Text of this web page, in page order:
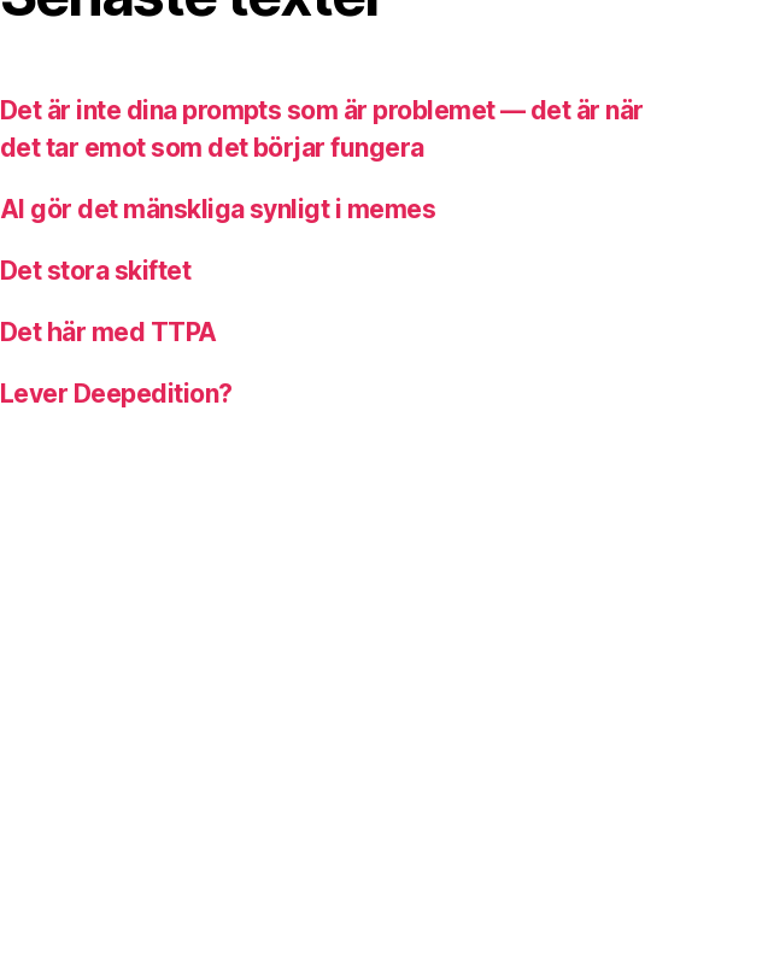
Det är inte dina prompts som är problemet — det är när
det tar emot som det börjar fungera
AI gör det mänskliga synligt i memes
Det stora skiftet
Det här med TTPA
Lever Deepedition?